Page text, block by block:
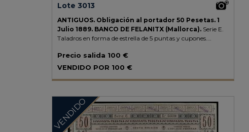
Lote 3013
ANTIGUOS. Obligación al portador 50 Pesetas. 1
Julio 1889. BANCO DE FELANITX (Mallorca). Serie E.
Taladros en forma de estrella de 5 puntas y cupones.
Precio salida 100 €
VENDIDO POR 100 €
VENDIDO